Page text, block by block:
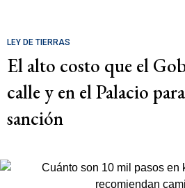
LEY DE TIERRAS
El alto costo que el
calle y en el Palacio
sanción